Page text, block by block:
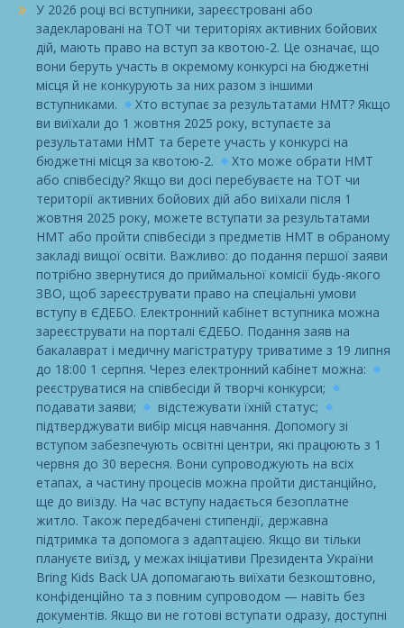
У 2026 році всі вступники, зареєстровані або
задекларовані на ТОТ чи територіях активних бойових
дій, мають право на вступ за квотою-2. Це означає, що
вони беруть участь в окремому конкурсі на бюджетні
місця й не конкурують за них разом з іншими
вступниками.
Хто вступає за результатами НМТ? Якщо
ви виїхали до 1 жовтня 2025 року, вступаєте за
результатами НМТ та берете участь у конкурсі на
бюджетні місця за квотою-2.
Хто може обрати НМТ
або співбесіду? Якщо ви досі перебуваєте на ТОТ чи
території активних бойових дій або виїхали після 1
жовтня 2025 року, можете вступати за результатами
НМТ або пройти співбесіди з предметів НМТ в обраному
закладі вищої освіти. Важливо: до подання першої заяви
потрібно звернутися до приймальної комісії будь-якого
ЗВО, щоб зареєструвати право на спеціальні умови
вступу в ЄДЕБО. Електронний кабінет вступника можна
зареєструвати на порталі ЄДЕБО. Подання заяв на
бакалаврат і медичну магістратуру триватиме з 19 липня
до 18:00 1 серпня. Через електронний кабінет можна:
реєструватися на співбесіди й творчі конкурси;
подавати заяви;
відстежувати їхній статус;
підтверджувати вибір місця навчання. Допомогу зі
вступом забезпечують освітні центри, які працюють з 1
червня до 30 вересня. Вони супроводжують на всіх
етапах, а частину процесів можна пройти дистанційно,
ще до виїзду. На час вступу надається безоплатне
житло. Також передбачені стипендії, державна
підтримка та допомога з адаптацією. Якщо ви тільки
плануєте виїзд, у межах ініціативи Президента України
Bring Kids Back UA допомагають виїхати безкоштовно,
конфіденційно та з повним супроводом — навіть без
документів. Якщо ви не готові вступати одразу, доступні